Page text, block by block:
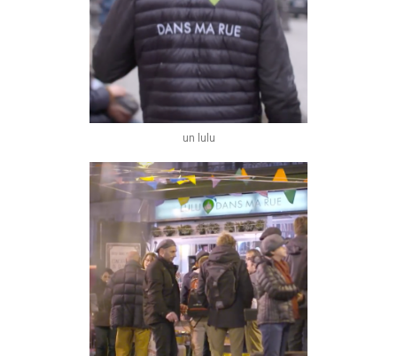
un lulu